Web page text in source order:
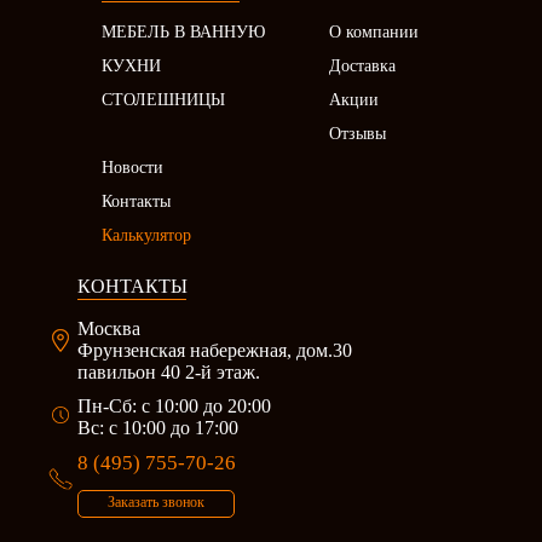
МЕБЕЛЬ В ВАННУЮ
КУХНИ
СТОЛЕШНИЦЫ
О компании
Доставка
Акции
Отзывы
Новости
Контакты
Калькулятор
КОНТАКТЫ
Москва
Фрунзенская набережная, дом.30
павильон 40 2-й этаж.
Пн-Сб: c 10:00 до 20:00
Вс: с 10:00 до 17:00
8 (495) 755-70-26
Заказать звонок